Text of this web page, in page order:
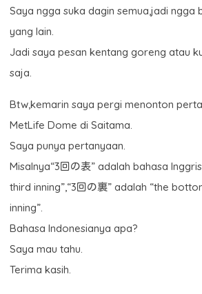
Saya ngga suka dagin semua,jadi ngga
yang lain.
Jadi saya pesan kentang goreng atau
saja.
Btw,kemarin saya pergi menonton
MetLife Dome di Saitama.
Saya punya pertanyaan.
Misalnya“3回の表” adalah bahasa
third inning”,“3回の裏” adalah “the
inning”.
Bahasa Indonesianya apa?
Saya mau tahu.
Terima kasih.